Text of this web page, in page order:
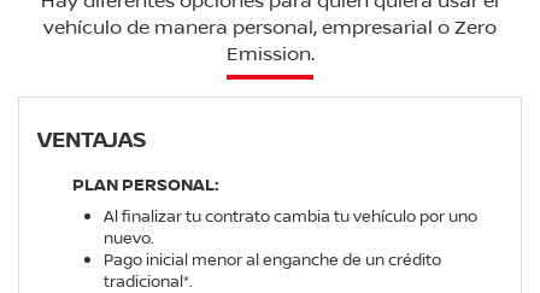
vehículo de manera personal, empresarial o Zero
Emission.
VENTAJAS
PLAN PERSONAL:
Al finalizar tu contrato cambia tu vehículo por uno
nuevo.
Pago inicial menor al enganche de un crédito
tradicional*.